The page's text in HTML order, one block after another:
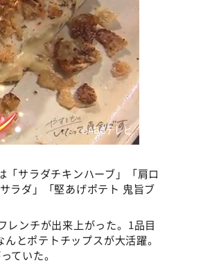
©ABCテレビ
サラダチキンハーブ」「肩ロ
ラダ」「堅あげポテト 鬼旨ブ
レンチが出来上がった。1品目
とポテトチップスが大活躍。
ていた。